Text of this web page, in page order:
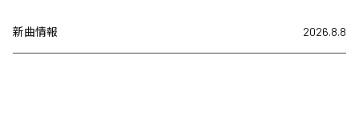
新曲情報 2026.8.8